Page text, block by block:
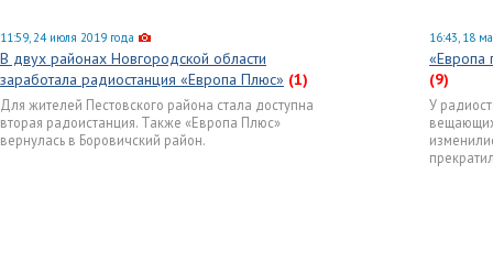
11:59, 24 июля 2019 года
В двух районах Новгородской области
заработала радиостанция «Европа Плюс» (1)
Для жителей Пестовского района стала доступна
вторая радоистанция. Также «Европа Плюс»
вернулась в Боровичский район.
16:43, 18
«Европа
(9)
У